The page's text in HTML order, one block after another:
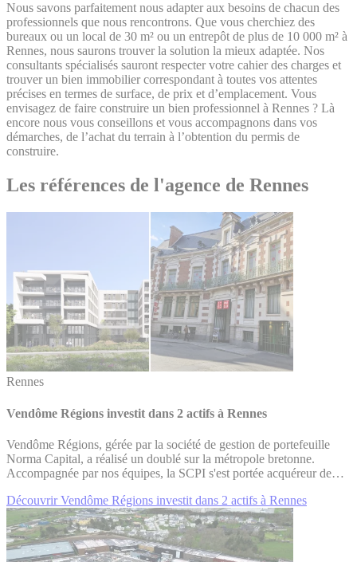
Nous savons parfaitement nous adapter aux besoins de chacun des
professionnels que nous rencontrons. Que vous cherchiez des
bureaux ou un local de 30 m² ou un entrepôt de plus de 10 000 m² à
Rennes, nous saurons trouver la solution la mieux adaptée. Nos
consultants spécialisés sauront respecter votre cahier des charges et
trouver un bien immobilier correspondant à toutes vos attentes
précises en termes de surface, de prix et d’emplacement. Vous
envisagez de faire construire un bien professionnel à Rennes ? Là
encore nous vous conseillons et vous accompagnons dans vos
démarches, de l’achat du terrain à l’obtention du permis de
construire.
Les références de l'agence de Rennes
Rennes
Vendôme Régions investit dans 2 actifs à Rennes
Vendôme Régions, gérée par la société de gestion de portefeuille
Norma Capital, a réalisé un doublé sur la métropole bretonne.
Accompagnée par nos équipes, la SCPI s'est portée acquéreur de…
Découvrir Vendôme Régions investit dans 2 actifs à Rennes